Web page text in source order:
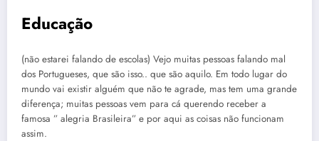
Educação
(não estarei falando de escolas) Vejo muitas pessoas falando mal
dos Portugueses, que são isso.. que são aquilo. Em todo lugar do
mundo vai existir alguém que não te agrade, mas tem uma grande
diferença; muitas pessoas vem para cá querendo receber a
famosa ” alegria Brasileira” e por aqui as coisas não funcionam
assim.